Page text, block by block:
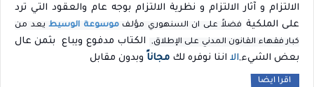
الالتزام و آثار الالتزام و نظرية الالتزام بوجه عام والعقود التي ترد
على الملكية فضلاً على ان السنهوري مؤلفموسوعة الوسيط يعد من
كبار فقهاء القانون المدني على الإطلاق,
الكتاب مدفوع ويباع بثمن عال
بعض الشيء,الا اننا نوفره لك مجاناً وبدون مقابل
اقرا ايضا